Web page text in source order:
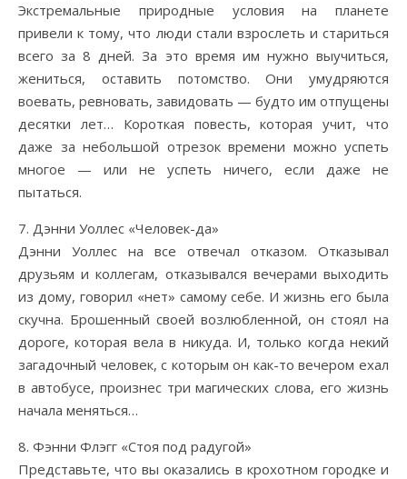
Экстремальные природные условия на планете
привели к тому, что люди стали взрослеть и стариться
всего за 8 дней. За это время им нужно выучиться,
жениться, оставить потомство. Они умудряются
воевать, ревновать, завидовать — будто им отпущены
десятки лет… Короткая повесть, которая учит, что
даже за небольшой отрезок времени можно успеть
многое — или не успеть ничего, если даже не
пытаться.
7. Дэнни Уоллес «Человек-да»
Дэнни Уоллес на все отвечал отказом. Отказывал
друзьям и коллегам, отказывался вечерами выходить
из дому, говорил «нет» самому себе. И жизнь его была
скучна. Брошенный своей возлюбленной, он стоял на
дороге, которая вела в никуда. И, только когда некий
загадочный человек, с которым он как-то вечером ехал
в автобусе, произнес три магических слова, его жизнь
начала меняться…
8. Фэнни Флэгг «Стоя под радугой»
Представьте, что вы оказались в крохотном городке и